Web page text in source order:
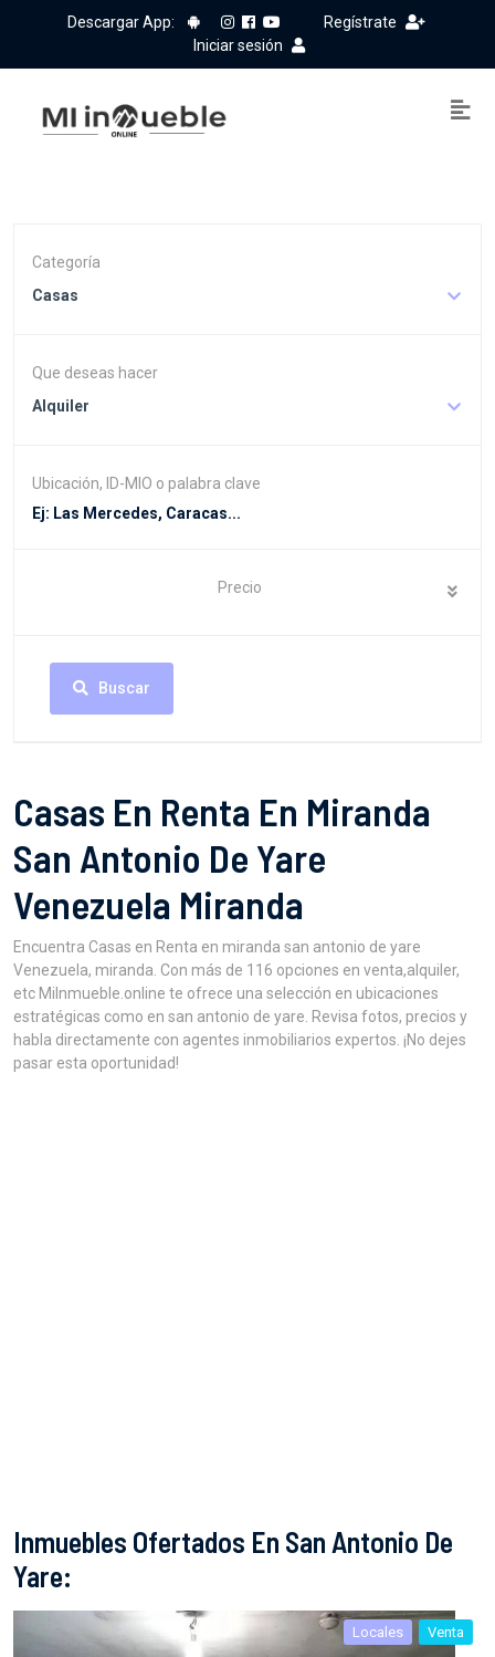
Descargar App:
Regístrate
Iniciar sesión
Categoría
Casas
Que deseas hacer
Alquiler
Ubicación, ID-MIO o palabra clave
Precio
Buscar
Casas En Renta En Miranda
San Antonio De Yare
Venezuela Miranda
Encuentra Casas en Renta en miranda san antonio de yare
Venezuela, miranda. Con más de 116 opciones en venta,alquiler,
etc MiInmueble.online te ofrece una selección en ubicaciones
estratégicas como en san antonio de yare. Revisa fotos, precios y
habla directamente con agentes inmobiliarios expertos. ¡No dejes
pasar esta oportunidad!
Inmuebles Ofertados En San Antonio De
Yare:
Locales Venta